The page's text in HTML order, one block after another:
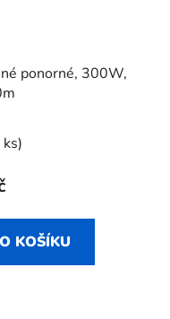
ponorné, 300W,
KOŠÍKU